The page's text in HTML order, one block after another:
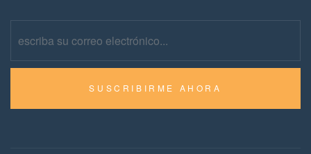
SUSCRIBIRME AHORA